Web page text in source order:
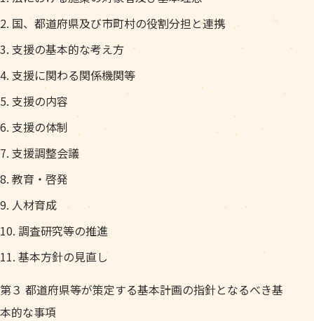
国、都道府県及び市町村の役割分担と連携
支援の基本的な考え方
支援に関わる関係機関等
支援の内容
支援の体制
支援調整会議
教育・啓発
人材育成
調査研究等の推進
基本方針の見直し
第３ 都道府県等が策定する基本計画の指針となるべき基
本的な事項